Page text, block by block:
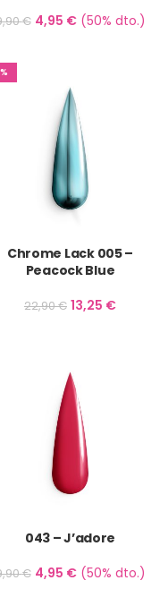
€ 4,95 €(50% dto.)
Chrome Lack 005 –
Peacock Blue
22,90€ 13,25 €
043 – J’adore
€ 4,95 €(50% dto.)